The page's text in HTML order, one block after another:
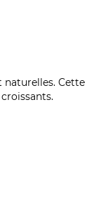
naturelles. Cette